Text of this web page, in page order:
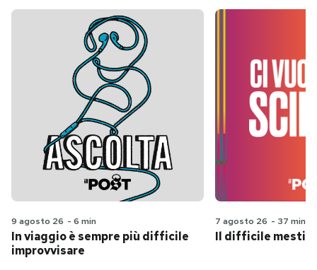
9 agosto 26 - 6 min
In viaggio è sempre più difficile
improvvisare
7 agosto 26 - 37 min
Il difficile